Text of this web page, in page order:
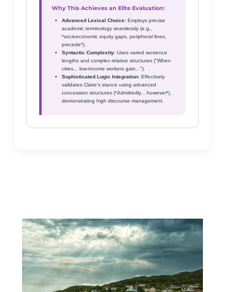
Why This Achieves an Elite Evaluation:
Advanced Lexical Choice: Employs precise
academic terminology seamlessly (e.g.,
*socioeconomic equity gaps, peripheral lines,
precede*).
Syntactic Complexity: Uses varied sentence
lengths and complex relative structures ("When
cities... low-income workers gain...").
Sophisticated Logic Integration: Effectively
validates Claire's stance using advanced
concession structures (*Admittedly... however*),
demonstrating high discourse management.